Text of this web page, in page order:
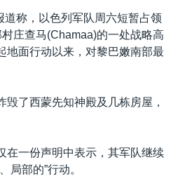
称，以色列军队周六短暂占领
庄查马(Chamaa)的一处战略高
地面行动以来，对黎巴嫩南部最
了西蒙先知神殿及几栋房屋，
在一份声明中表示，其军队继续
局部的”行动。